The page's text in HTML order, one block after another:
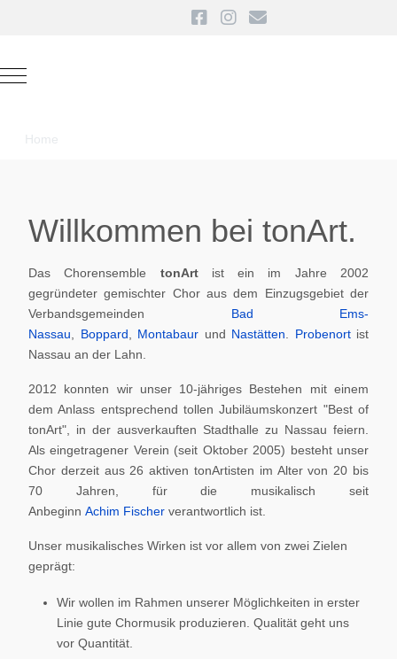
Mobile Menu Toggle
Home
Willkommen bei tonArt.
Das Chorensemble tonArt ist ein im Jahre 2002
gegründeter gemischter Chor aus dem Einzugsgebiet der
Verbandsgemeinden Bad Ems-
Nassau
Boppard Montabaur und Nastätten Probenortist
Nassau an der Lahn.
2012 konnten wir unser 10-jähriges Bestehen mit einem
dem Anlass entsprechend tollen Jubiläumskonzert "Best of
tonArt", in der ausverkauften Stadthalle zu Nassau feiern.
Als eingetragener Verein (seit Oktober 2005) besteht unser
Chor derzeit aus 26 aktiven tonArtisten im Alter von 20 bis
70 Jahren, für die musikalisch seit
Anbeginn Achim Fischer verantwortlich ist.
Unser musikalisches Wirken ist vor allem von zwei Zielen
geprägt:
Wir wollen im Rahmen unserer Möglichkeiten in erster
Linie gute Chormusik produzieren. Qualität geht uns
vor Quantität.